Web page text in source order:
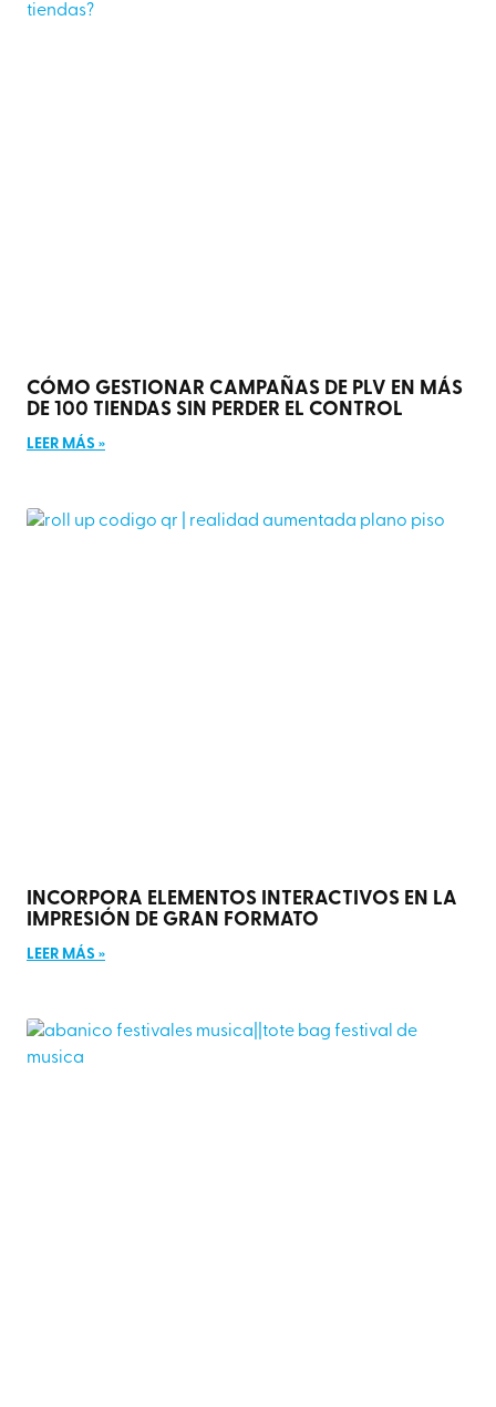
CÓMO GESTIONAR CAMPAÑAS DE PLV EN MÁS
DE 100 TIENDAS SIN PERDER EL CONTROL
LEER MÁS »
INCORPORA ELEMENTOS INTERACTIVOS EN LA
IMPRESIÓN DE GRAN FORMATO
LEER MÁS »